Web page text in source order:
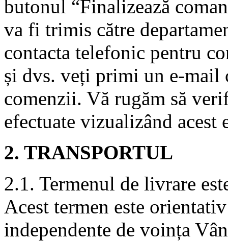
butonul “Finalizează
va fi trimis către
contacta telefonic pentru
și dvs. veți primi un e-mail
comenzii. Vă rugăm să
efectuate vizualizând acest
2. TRANSPORTUL
2.1. Termenul de livrare
Acest termen este
independente de voința